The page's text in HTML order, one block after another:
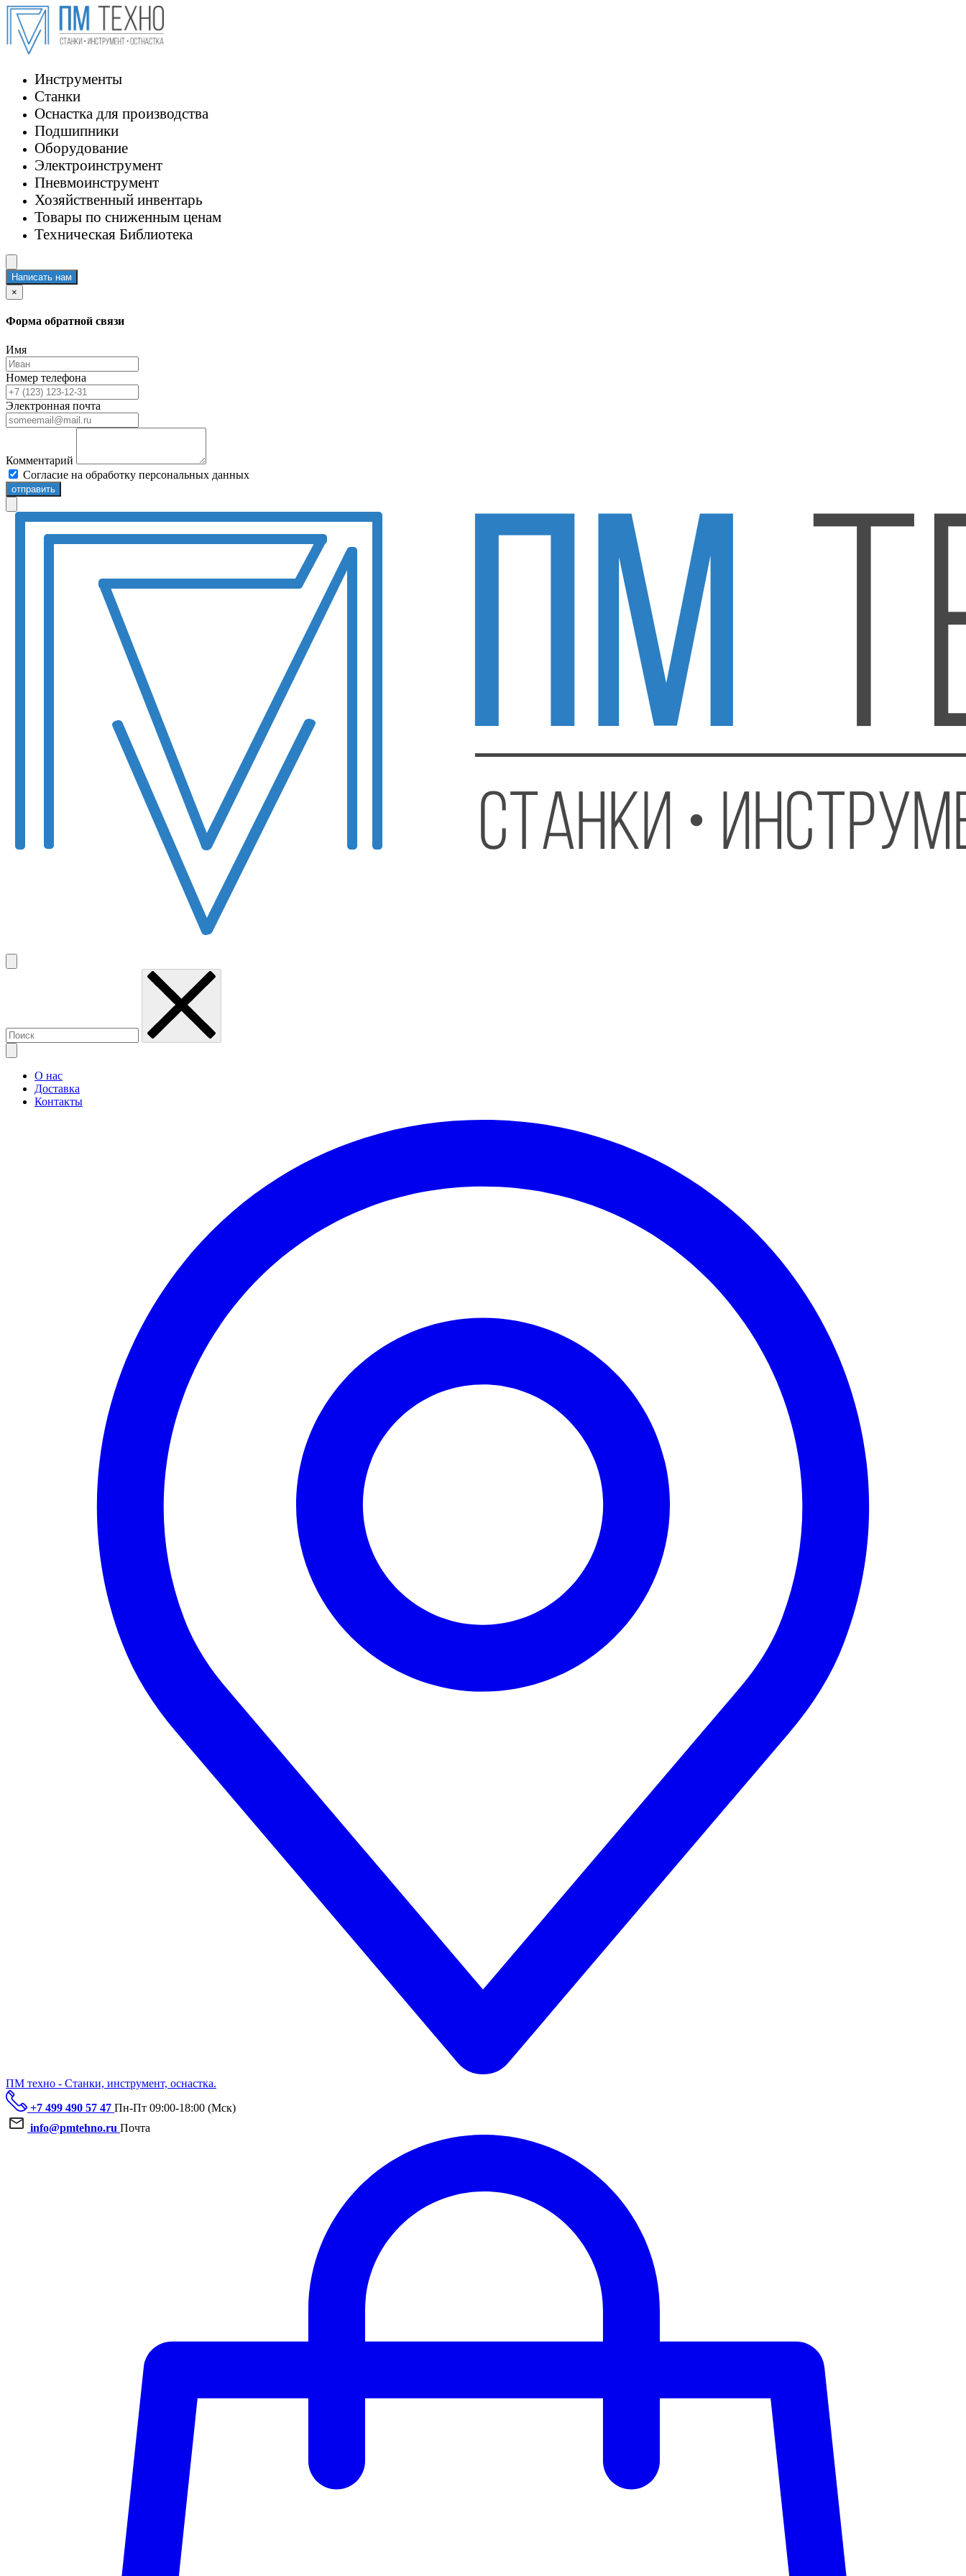
Инструменты
Станки
Оснастка для производства
Подшипники
Оборудование
Электроинструмент
Пневмоинструмент
Хозяйственный инвентарь
Товары по сниженным ценам
Техническая Библиотека
Написать нам
×
Форма обратной связи
Имя
Номер телефона
Электронная почта
Комментарий
Согласие на обработку персональных данных
отправить
О нас
Доставка
Контакты
ПМ техно - Станки, инструмент, оснастка.
+7 499 490 57 47 Пн-Пт 09:00-18:00 (Мск)
info@pmtehno.ru Почта